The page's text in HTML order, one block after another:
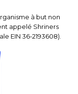
à but non
appelé Shriners
EIN 36-2193608).